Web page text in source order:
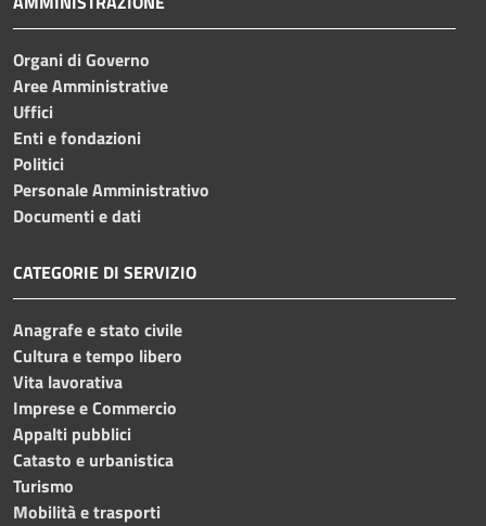
Organi di Governo
Aree Amministrative
Uffici
Enti e fondazioni
Politici
Personale Amministrativo
Documenti e dati
CATEGORIE DI SERVIZIO
Anagrafe e stato civile
Cultura e tempo libero
Vita lavorativa
Imprese e Commercio
Appalti pubblici
Catasto e urbanistica
Turismo
Mobilità e trasporti